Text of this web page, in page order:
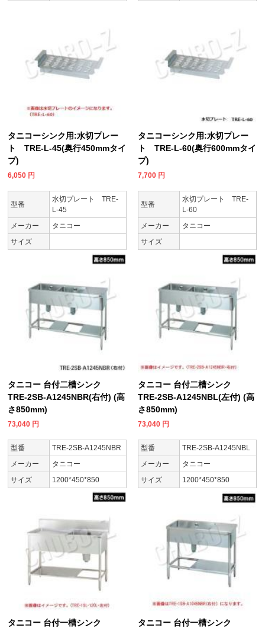
タニコーシンク用:水切プレー
ト TRE-L-45(奥行450mmタイ
プ)
6,050 円
型番
水切プレート TRE-
L-45
メーカー
タニコー
サイズ
タニコーシンク用:水切プレー
ト TRE-L-60(奥行600mmタイ
プ)
7,700 円
型番
水切プレート TRE-
L-60
メーカー
タニコー
サイズ
タニコー 台付二槽シンク
TRE-2SB-A1245NBR(右付) (高
さ850mm)
73,040 円
型番
TRE-2SB-A1245NBR
メーカー
タニコー
サイズ
1200*450*850
タニコー 台付二槽シンク
TRE-2SB-A1245NBL(左付) (高
さ850mm)
73,040 円
型番
TRE-2SB-A1245NBL
メーカー
タニコー
サイズ
1200*450*850
タニコー 台付一槽シンク
タニコー 台付一槽シンク